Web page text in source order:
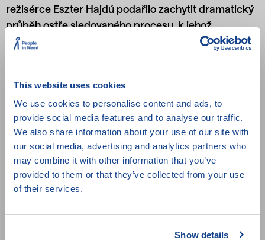
This website uses cookies
We use cookies to personalise content and ads, to
provide social media features and to analyse our traffic.
We also share information about your use of our site with
our social media, advertising and analytics partners who
may combine it with other information that you’ve
provided to them or that they’ve collected from your use
of their services.
Show details
režisérce Eszter Hajdú podařilo zachytit dramatický
průběh ostře sledovaného procesu, k jehož
medializaci přispěl světově známý maďarský hraný
film Je to jen vítr uvedený na Jednom světě v roce
pozůstalým romským rodinám zadostiučinění?
Mohou důvěřovat ve spravedlnost maďarského
státu?
Režie:Eszter Hajdú
Země původu:Maďarsko